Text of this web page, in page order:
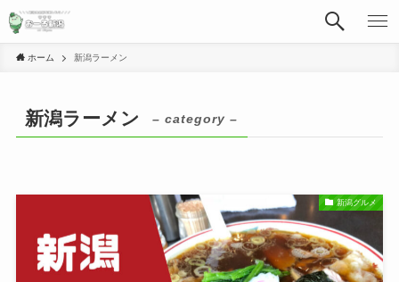
ホーム 新潟ラーメン
新潟ラーメン – category –
新潟グルメ